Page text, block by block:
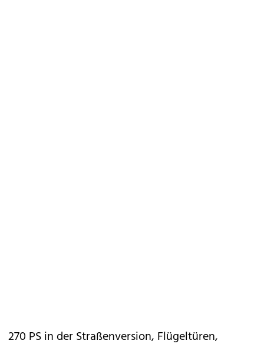
270 PS in der Straßenversion, Flügeltüren,